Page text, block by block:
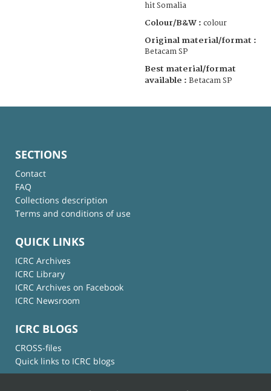
hit Somalia
Colour/B&W : colour
Original material/format :
Betacam SP
Best material/format
available : Betacam SP
SECTIONS
Contact
FAQ
Collections description
Terms and conditions of use
QUICK LINKS
ICRC Archives
ICRC Library
ICRC Archives on Facebook
ICRC Newsroom
ICRC BLOGS
CROSS-files
Quick links to ICRC blogs